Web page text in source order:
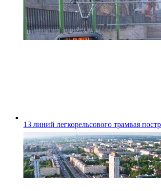
13 линий легкорельсового трамвая